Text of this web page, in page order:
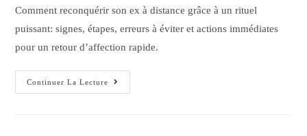
Comment reconquérir son ex à distance grâce à un rituel
puissant: signes, étapes, erreurs à éviter et actions immédiates
pour un retour d’affection rapide.
Continuer La Lecture